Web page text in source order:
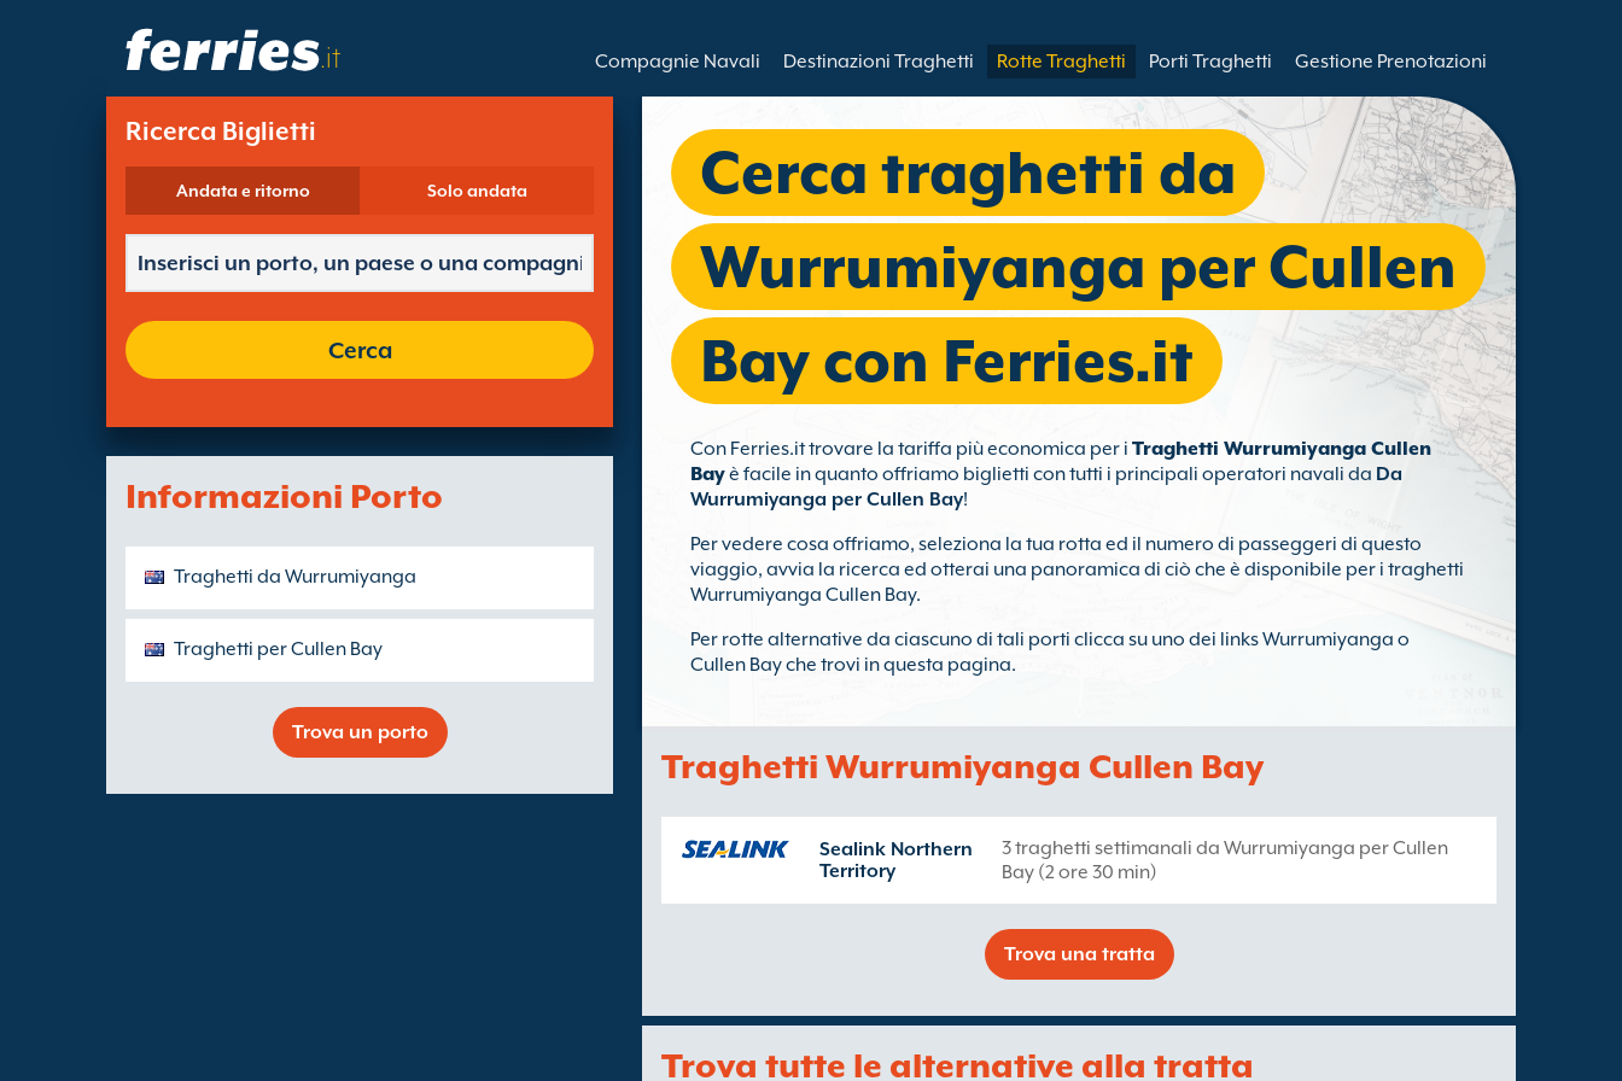
.it Compagnie Navali Destinazioni Traghetti Rotte Traghetti Porti Traghetti Gestione Prenotazioni
Ricerca Biglietti
Andata e ritorno Solo andata
Cerca
Informazioni Porto
Traghetti da Wurrumiyanga
Traghetti per Cullen Bay
Trova un porto
Cerca traghetti da
Wurrumiyanga per Cullen
Bay con Ferries.it
Con Ferries.it trovare la tariffa più economica per i Traghetti Wurrumiyanga Cullen
Bayè facile in quanto offriamo biglietti con tutti i principali operatori navali da Da
Wurrumiyanga per Cullen Bay!
Per vedere cosa offriamo, seleziona la tua rotta ed il numero di passeggeri di questo
viaggio, avvia la ricerca ed otterai una panoramica di ciò che è disponibile per i traghetti
Wurrumiyanga Cullen Bay.
Per rotte alternative da ciascuno di tali porti clicca su uno dei links Wurrumiyanga o
Cullen Bay che trovi in questa pagina.
Traghetti Wurrumiyanga Cullen Bay
Sealink Northern
Territory
3 traghetti settimanali da Wurrumiyanga per Cullen
Bay (2 ore 30 min)
Trova una tratta
Trova tutte le alternative alla tratta